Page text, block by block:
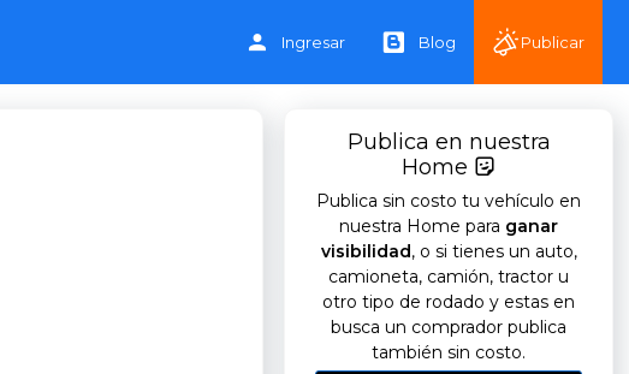
Ingresar Blog Publicar
Publica en nuestra
Home
Publica sin costo tu vehículo en
nuestra Home para ganar
visibilidad, o si tienes un auto,
camioneta, camión, tractor u
otro tipo de rodado y estas en
busca un comprador publica
también sin costo.